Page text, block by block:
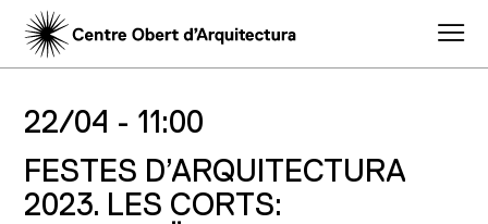
22/04 - 11:00
FESTES D’ARQUITECTURA
2023. LES CORTS: